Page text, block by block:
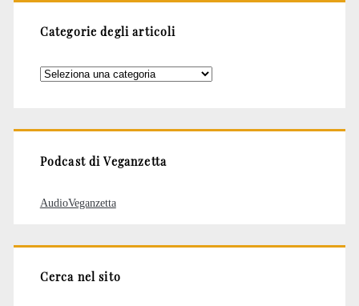
Categorie degli articoli
Categorie
Podcast di Veganzetta
AudioVeganzetta
Cerca nel sito